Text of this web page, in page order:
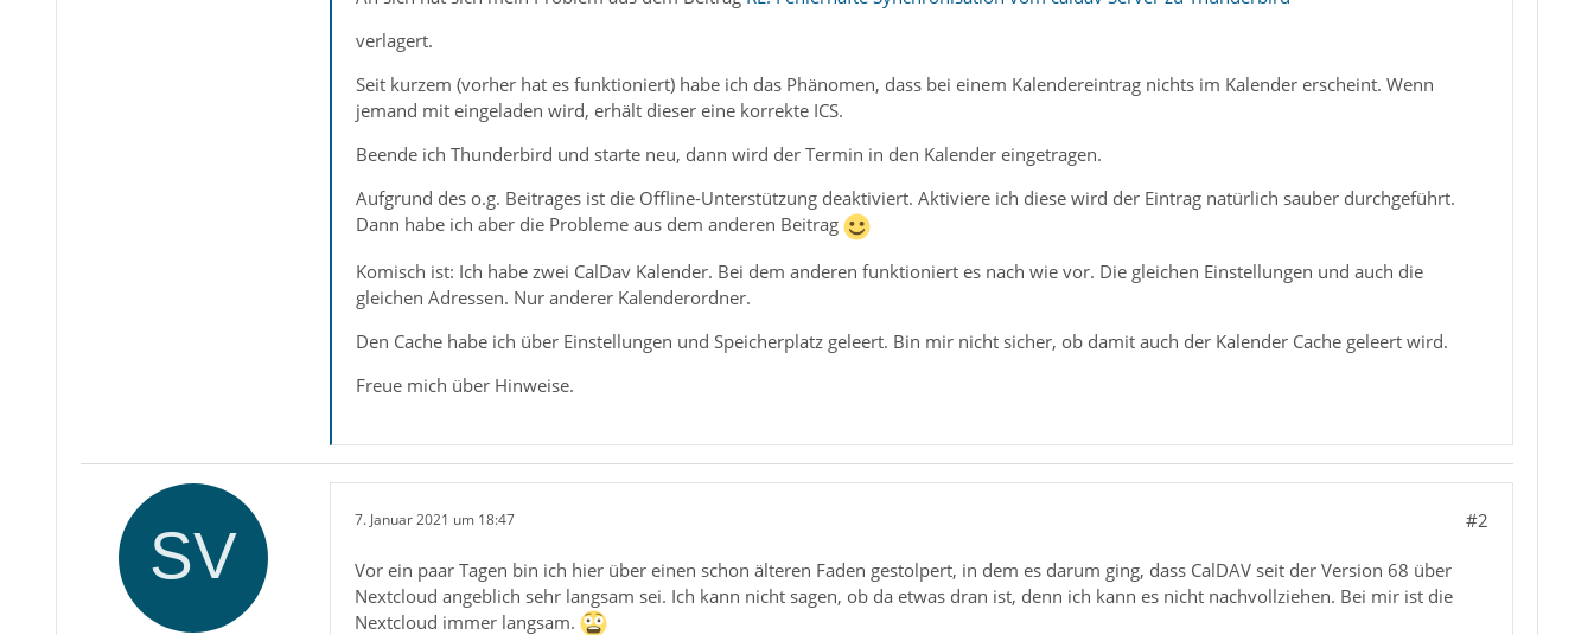
verlagert.
Seit kurzem (vorher hat es funktioniert) habe ich das Phänomen, dass bei einem Kalendereintrag nichts im Kalender erscheint. Wenn
jemand mit eingeladen wird, erhält dieser eine korrekte ICS.
Beende ich Thunderbird und starte neu, dann wird der Termin in den Kalender eingetragen.
Aufgrund des o.g. Beitrages ist die Offline-Unterstützung deaktiviert. Aktiviere ich diese wird der Eintrag natürlich sauber durchgeführt.
Dann habe ich aber die Probleme aus dem anderen Beitrag
Komisch ist: Ich habe zwei CalDav Kalender. Bei dem anderen funktioniert es nach wie vor. Die gleichen Einstellungen und auch die
gleichen Adressen. Nur anderer Kalenderordner.
Den Cache habe ich über Einstellungen und Speicherplatz geleert. Bin mir nicht sicher, ob damit auch der Kalender Cache geleert wird.
Freue mich über Hinweise.
7. Januar 2021 um 18:47 #2
Vor ein paar Tagen bin ich hier über einen schon älteren Faden gestolpert, in dem es darum ging, dass CalDAV seit der Version 68 über
Nextcloud angeblich sehr langsam sei. Ich kann nicht sagen, ob da etwas dran ist, denn ich kann es nicht nachvollziehen. Bei mir ist die
Nextcloud immer langsam.